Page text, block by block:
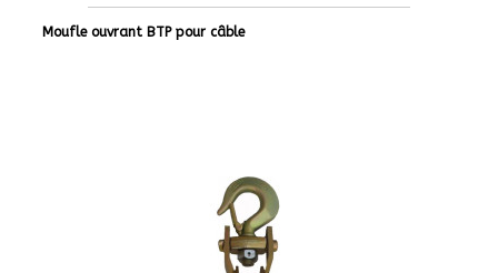
Moufle ouvrant BTP pour câble